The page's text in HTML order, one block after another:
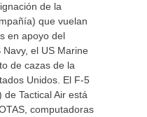
de la
que vuelan
en apoyo del
el US Marine
de cazas de la
Unidos. El F-5
Tactical Air está
computadoras